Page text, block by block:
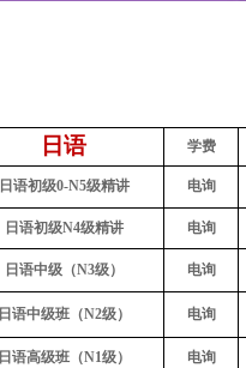
日语
学费
日语初级0-N5级精讲 电询
日语初级N4级精讲 电询
日语中级（N3级） 电询
日语中级班（N2级） 电询
日语高级班（N1级） 电询